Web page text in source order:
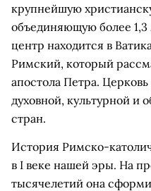
крупнейшую
объединяющую более
центр находится в
Римский, который
апостола Петра.
духовной, культурной и
стран.
История Римско-
в I веке нашей эры. На
тысячелетий она